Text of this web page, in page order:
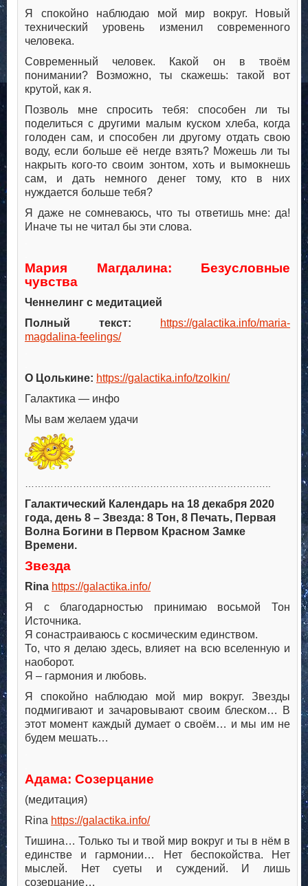
Я спокойно наблюдаю мой мир вокруг. Новый
технический уровень изменил современного
человека.
Современный человек. Какой он в твоём
понимании? Возможно, ты скажешь: такой вот
крутой, как я.
Позволь мне спросить тебя: способен ли ты
поделиться с другими малым куском хлеба, когда
голоден сам, и способен ли другому отдать свою
воду, если больше её негде взять? Можешь ли ты
накрыть кого-то своим зонтом, хоть и вымокнешь
сам, и дать немного денег тому, кто в них
нуждается больше тебя?
Я даже не сомневаюсь, что ты ответишь мне: да!
Иначе ты не читал бы эти слова.
Мария Магдалина: Безусловные
чувства
Ченнелинг с медитацией
Полный текст:
https://galactika.info/maria-
magdalina-feelings/
О Цолькине: https://galactika.info/tzolkin/
Галактика — инфо
Мы вам желаем удачи
Галактический Календарь на 18 декабря 2020
года, день 8 – Звезда: 8 Тон, 8 Печать, Первая
Волна Богини в Первом Красном Замке
Времени.
Звезда
Rina https://galactika.info/
Я с благодарностью принимаю восьмой Тон
Источника.
Я сонастраиваюсь с космическим единством.
То, что я делаю здесь, влияет на всю вселенную и
наоборот.
Я – гармония и любовь.
Я спокойно наблюдаю мой мир вокруг. Звезды
подмигивают и зачаровывают своим блеском… В
этот момент каждый думает о своём… и мы им не
будем мешать…
Адама: Созерцание
(медитация)
Rina https://galactika.info/
Тишина… Только ты и твой мир вокруг и ты в нём в
единстве и гармонии… Нет беспокойства. Нет
мыслей. Нет суеты и суждений. И лишь
созерцание…